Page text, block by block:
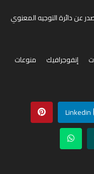
عن دائرة التوجيه المعنوي
إنفوجرافيك
منوعات
Linkedin